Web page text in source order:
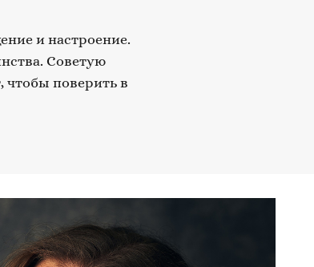
и настроение.
Советую
чтобы поверить в